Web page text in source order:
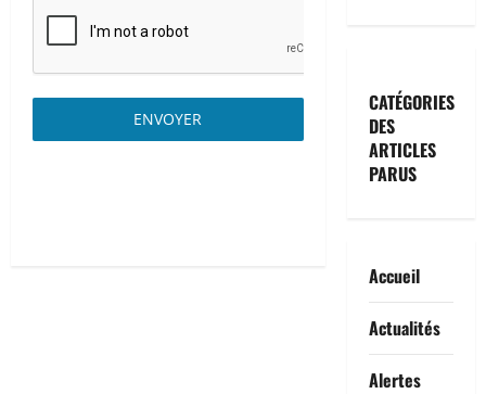
ENVOYER
CATÉGORIES
DES
ARTICLES
PARUS
Accueil
Actualités
Alertes